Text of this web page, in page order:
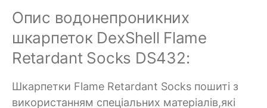
Опис водонепроникних
шкарпеток DexShell Flame
Retardant Socks DS432:
Шкарпетки Flame Retardant Socks пошиті з
використанням спеціальних матеріалів,які